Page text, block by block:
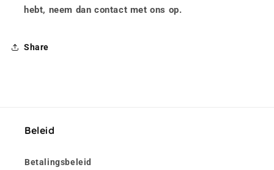
hebt, neem dan contact met ons op.
Share
Beleid
Betalingsbeleid